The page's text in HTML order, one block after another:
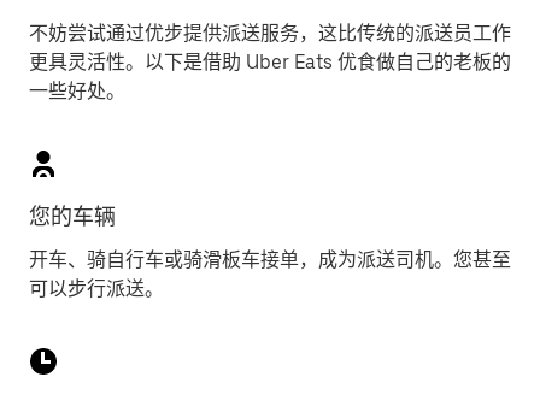
不妨尝试通过优步提供派送服务，这比传统的派送员工作
更具灵活性。以下是借助 Uber Eats 优食做自己的老板的
一些好处。
您的车辆
开车、骑自行车或骑滑板车接单，成为派送司机。您甚至
可以步行派送。